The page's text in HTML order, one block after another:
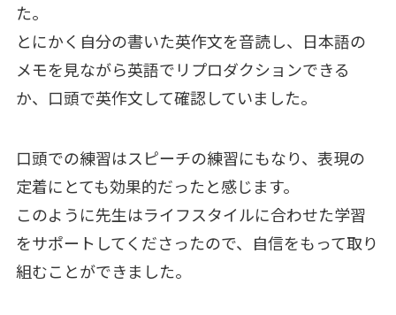
た。
とにかく自分の書いた英作文を音読し、日本語の
メモを見ながら英語でリプロダクションできる
か、口頭で英作文して確認していました。
口頭での練習はスピーチの練習にもなり、表現の
定着にとても効果的だったと感じます。
このように先生はライフスタイルに合わせた学習
をサポートしてくださったので、自信をもって取り
組むことができました。